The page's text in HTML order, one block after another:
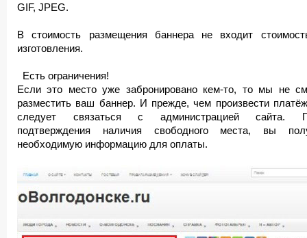
GIF, JPEG.
В стоимость размещения баннера не входит
изготовления.
Есть ограничения!
Если это место уже забронировано кем-то, то мы не
разместить ваш баннер. И прежде, чем произвести
следует связаться с администрацией сайта.
подтверждения наличия свободного места, вы
необходимую информацию для оплаты.